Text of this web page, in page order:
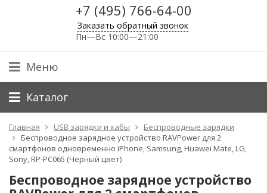
+7 (495) 766-64-00
Заказать обратный звонок
Пн—Вс 10:00—21:00
Меню
Каталог
Главная USB зарядки и хабы
Беспроводные зарядки
Беспроводное зарядное устройство RAVPower для 2
смартфонов одновременно iPhone, Samsung, Huawei Mate, LG,
Sony, RP-PC065 (Черный цвет)
Беспроводное зарядное устройство